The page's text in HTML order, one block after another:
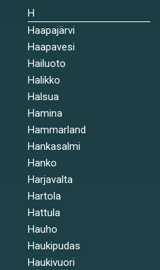
H
Haapajärvi
Haapavesi
Hailuoto
Halikko
Halsua
Hamina
Hammarland
Hankasalmi
Hanko
Harjavalta
Hartola
Hattula
Hauho
Haukipudas
Haukivuori